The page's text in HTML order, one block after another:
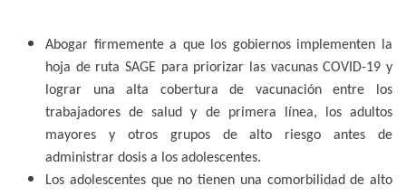
Abogar firmemente a que los gobiernos implementen la
hoja de ruta SAGE para priorizar las vacunas COVID-19 y
lograr una alta cobertura de vacunación entre los
trabajadores de salud y de primera línea, los adultos
mayores y otros grupos de alto riesgo antes de
administrar dosis a los adolescentes.
Los adolescentes que no tienen una comorbilidad de alto